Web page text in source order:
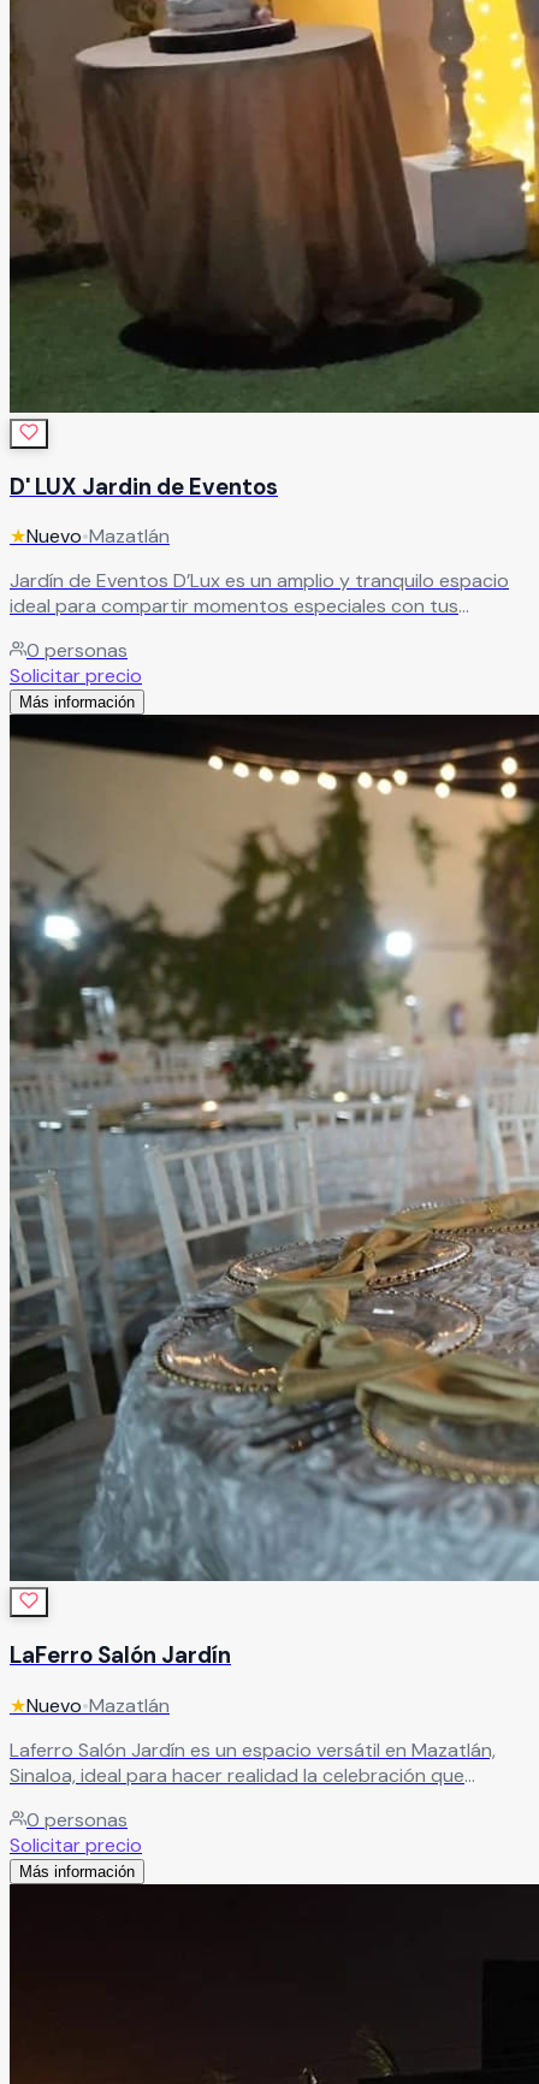
D' LUX Jardin de Eventos
★Nuevo•Mazatlán
Jardín de Eventos D’Lux es un amplio y tranquilo espacio
ideal para compartir momentos especiales con tus
únicas en un ambiente relajado y acogedor. Ofrece
servicios completos y paquetes que se adaptan a tus
gustos y necesidades, asegurando que tu evento sea
exactamente como lo has imaginado
0 personas
Solicitar precio
Más información
LaFerro Salón Jardín
★Nuevo•Mazatlán
Laferro Salón Jardín es un espacio versátil en Mazatlán,
Sinaloa, ideal para hacer realidad la celebración que
diseñados para brindarte una experiencia inolvidable,
permitiéndote disfrutar cada momento junto a tus seres
queridos en un ambiente especial y lleno de encanto.
0 personas
Solicitar precio
Más información